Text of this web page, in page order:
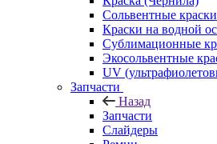
Сольвентные краски
Краски на водной
Сублимационные
Экосольвентные
UV
Запчасти
Назад
Запчасти
Слайдеры